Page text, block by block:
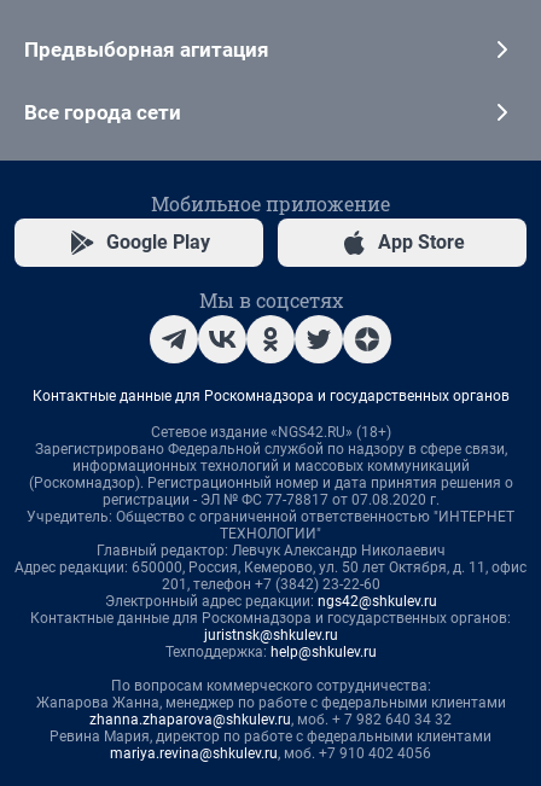
Предвыборная агитация
Все города сети
Мобильное приложение
Google Play App Store
Мы в соцсетях
Контактные данные для Роскомнадзора и государственных органов
Сетевое издание «NGS42.RU» (18+)
Зарегистрировано Федеральной службой по надзору в сфере связи,
информационных технологий и массовых коммуникаций
(Роскомнадзор). Регистрационный номер и дата принятия решения о
регистрации - ЭЛ № ФС 77-78817 от 07.08.2020 г.
Учредитель: Общество с ограниченной ответственностью "ИНТЕРНЕТ
ТЕХНОЛОГИИ"
Главный редактор: Левчук Александр Николаевич
Адрес редакции: 650000, Россия, Кемерово, ул. 50 лет Октября, д. 11, офис
201, телефон +7 (3842) 23-22-60
Электронный адрес редакции: ngs42@shkulev.ru
Контактные данные для Роскомнадзора и государственных органов:
juristnsk@shkulev.ru
Техподдержка: help@shkulev.ru
По вопросам коммерческого сотрудничества:
Жапарова Жанна, менеджер по работе с федеральными клиентами
zhanna.zhaparova@shkulev.ru, моб. + 7 982 640 34 32
Ревина Мария, директор по работе с федеральными клиентами
mariya.revina@shkulev.ru, моб. +7 910 402 4056